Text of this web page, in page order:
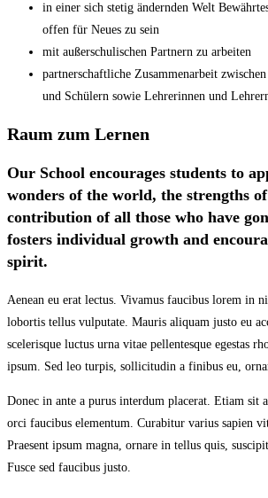
in einer sich stetig ändernden Welt
offen für Neues zu sein
mit außerschulischen Partnern zu arbeiten
partnerschaftliche Zusammenarbeit
und Schülern sowie Lehrerinnen und
Raum zum Lernen
Our School encourages students to
wonders of the world, the strengths
contribution of all those who have
fosters individual growth and
spirit.
Aenean eu erat lectus. Vivamus faucibus lorem in
lobortis tellus vulputate. Mauris aliquam justo eu
scelerisque luctus urna vitae pellentesque egestas
ipsum. Sed leo turpis, sollicitudin a finibus eu,
Donec in ante a purus interdum placerat. Etiam sit
orci faucibus elementum. Curabitur varius sapien
Praesent ipsum magna, ornare in tellus quis,
Fusce sed faucibus justo.